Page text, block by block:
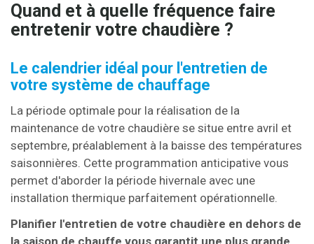
Quand et à quelle fréquence faire
entretenir votre chaudière ?
Le calendrier idéal pour l'entretien de
votre système de chauffage
La période optimale pour la réalisation de la
maintenance de votre chaudière se situe entre avril et
septembre, préalablement à la baisse des températures
saisonnières. Cette programmation anticipative vous
permet d'aborder la période hivernale avec une
installation thermique parfaitement opérationnelle.
Planifier l'entretien de votre chaudière en dehors de